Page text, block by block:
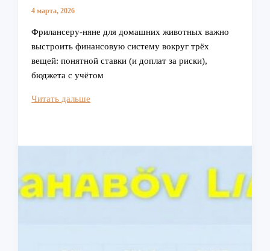
4 марта, 2026
Фрилансеру-няне для домашних животных важно
выстроить финансовую систему вокруг трёх
вещей: понятной ставки (и доплат за риски),
бюджета с учётом
Как
качестве
фрилансера-
няни
Читать дальше